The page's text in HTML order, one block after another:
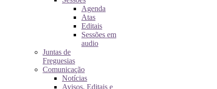
Agenda
Atas
Editais
Sessões em
audio
Juntas de
Freguesias
Comunicação
Notícias
Avisos, Editais e